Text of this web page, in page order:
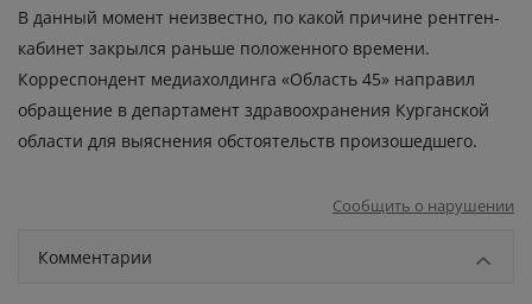
В данный момент неизвестно, по какой причине рентген-
кабинет закрылся раньше положенного времени.
Корреспондент медиахолдинга «Область 45» направил
обращение в департамент здравоохранения Курганской
области для выяснения обстоятельств произошедшего.
Сообщить о нарушении
Комментарии